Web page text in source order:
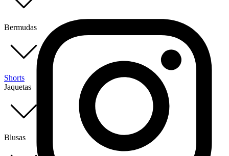
Bermudas
Shorts
Jaquetas
Blusas